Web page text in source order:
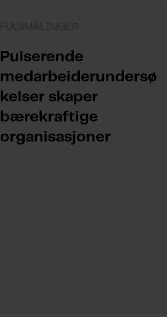
Pulserende
medarbeiderundersø
kelser skaper
bærekraftige
organisasjoner